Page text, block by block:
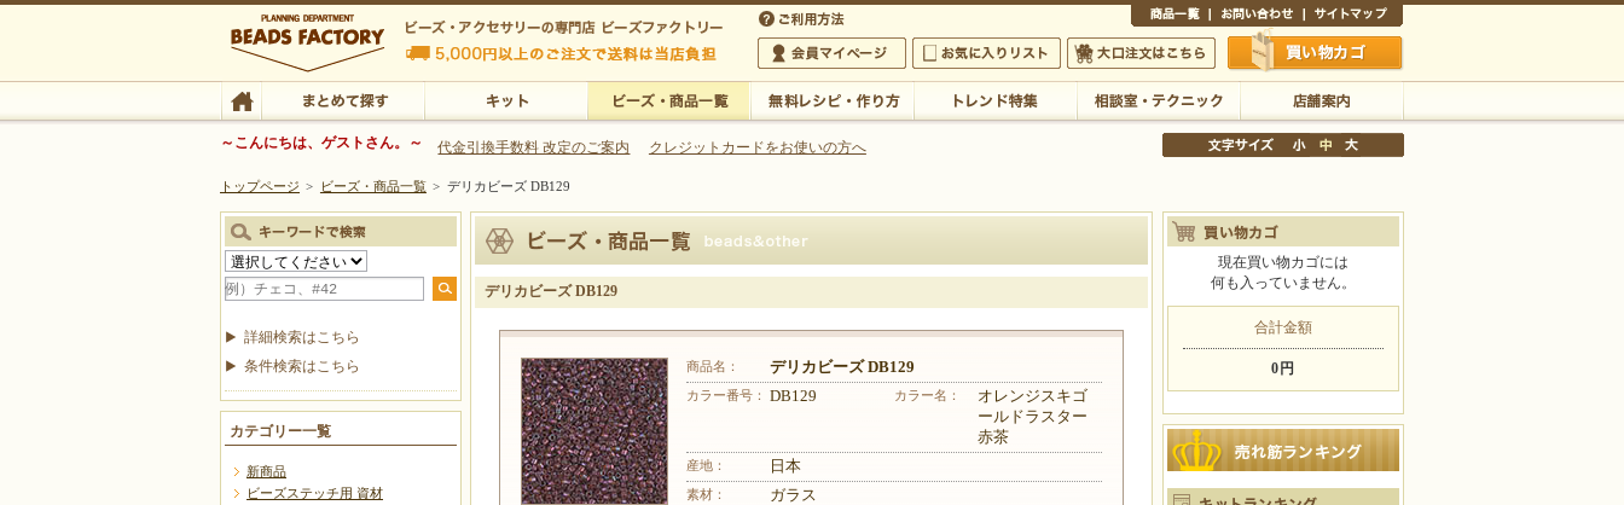
ビーズファクトリー ビーズ・パーツ・金具など・アクセサリーの専門店
ビーズ・アクセサリーの専門店 ビーズファクトリー 5,000円以上のご注文で送料は当店が負担いたします
ビーズ・アクセサリーの専門店 ビーズファクトリー 5,000円以上のご注文で送料は当店が負担いたします
会員マイページ
お気に入りリスト 大口注文はこちら 買い物かご
TOP まとめて探す 店舗案内
～こんにちは、ゲストさん。～ 代金引換手数料 改定のご案内 クレジットカードをお使いの方へ
トップページ > ビーズ・商品一覧 > デリカビーズ DB129
デリカビーズ DB129
商品名： デリカビーズ DB129
カラー番号： DB129 カラー名：
オレンジスキゴ
ールドラスター
赤茶
産地： 日本
素材： ガラス
詳細検索はこちら
条件検索はこちら
カテゴリー一覧
新商品
ビーズステッチ用 資材
現在買い物カゴには
何も入っていません。
合計金額
0円